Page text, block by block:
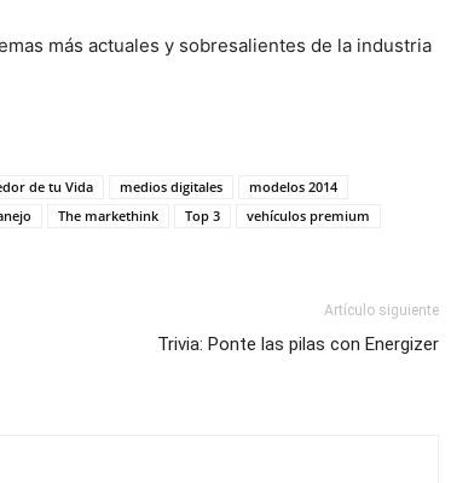
más actuales y sobresalientes de la industria
de tu Vida medios digitales
modelos 2014
The markethink Top 3
vehículos premium
Artículo siguiente
Trivia: Ponte las pilas con Energizer